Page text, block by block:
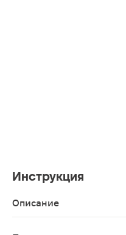
Инструкция
Описание